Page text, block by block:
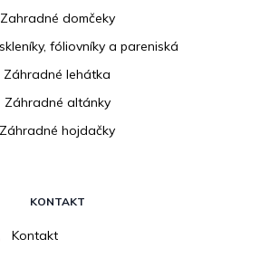
Zahradné domčeky
fóliovníky a pareniská
Záhradné lehátka
Záhradné altánky
Záhradné hojdačky
KONTAKT
Kontakt